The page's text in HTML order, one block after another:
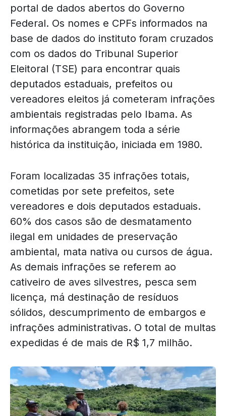
portal de dados abertos do Governo
Federal. Os nomes e CPFs informados na
base de dados do instituto foram cruzados
com os dados do Tribunal Superior
Eleitoral (TSE) para encontrar quais
deputados estaduais, prefeitos ou
vereadores eleitos já cometeram infrações
ambientais registradas pelo Ibama. As
informações abrangem toda a série
histórica da instituição, iniciada em 1980.
Foram localizadas 35 infrações totais,
cometidas por sete prefeitos, sete
vereadores e dois deputados estaduais.
60% dos casos são de desmatamento
ilegal em unidades de preservação
ambiental, mata nativa ou cursos de água.
As demais infrações se referem ao
cativeiro de aves silvestres, pesca sem
licença, má destinação de resíduos
sólidos, descumprimento de embargos e
infrações administrativas. O total de multas
expedidas é de mais de R$ 1,7 milhão.